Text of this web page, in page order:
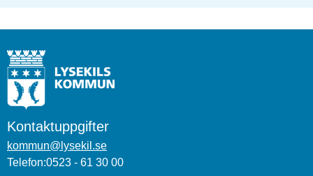
Kontaktuppgifter
kommun@lysekil.se
Telefon:0523 - 61 30 00